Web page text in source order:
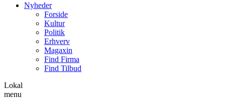
Nyheder
Forside
Kultur
Politik
Erhverv
Magaxin
Find Firma
Find Tilbud
Lokal
menu